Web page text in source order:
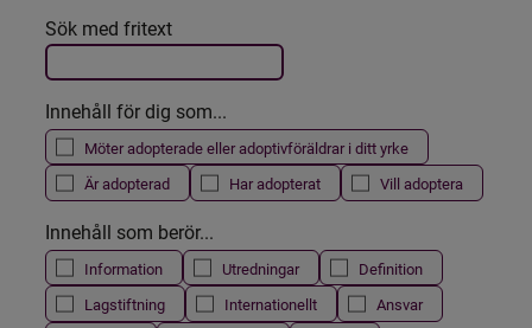
Filtrera resultatet
Det här formuläret postas automatiskt
Sök med fritext
Innehåll för dig som...
Möter adopterade eller adoptivföräldrar i ditt yrke
Är adopterad
Har adopterat Vill adoptera
Innehåll som berör...
Information Utredningar
Definition
Lagstiftning
Internationellt
Ansvar